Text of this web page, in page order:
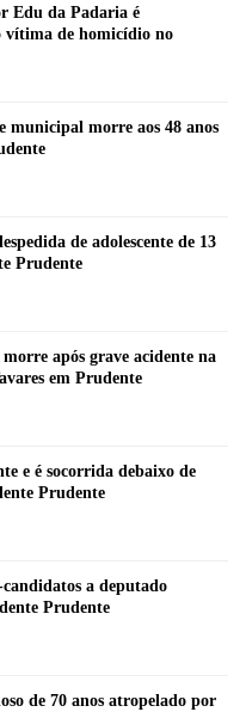
Edu da Padaria é
vítima de homicídio no
municipal morre aos 48 anos
de adolescente de 13
Prudente
morre após grave acidente na
em Prudente
e é socorrida debaixo de
Prudente
a deputado
Prudente
de 70 anos atropelado por